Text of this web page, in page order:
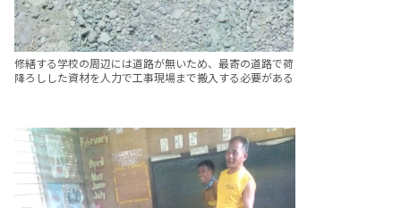
修繕する学校の周辺には道路が無いため、最寄の道路で荷
降ろしした資材を人力で工事現場まで搬入する必要がある